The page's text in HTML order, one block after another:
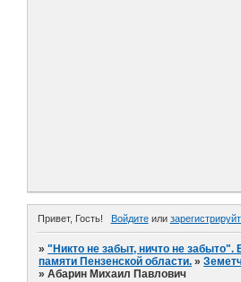
Привет, Гость! Войдитеили
»"Никто не забыт, ничто не забыто".
памяти Пензенской области. »
»Абарин Михаил Павлович